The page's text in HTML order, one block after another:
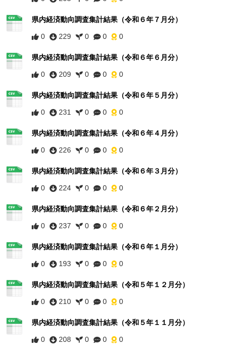
県内経済動向調査集計結果（令和６年７月分）
0 229 0 0 0
県内経済動向調査集計結果（令和６年６月分）
0 209 0 0 0
県内経済動向調査集計結果（令和６年５月分）
0 231 0 0 0
県内経済動向調査集計結果（令和６年４月分）
0 226 0 0 0
県内経済動向調査集計結果（令和６年３月分）
0 224 0 0 0
県内経済動向調査集計結果（令和６年２月分）
0 237 0 0 0
県内経済動向調査集計結果（令和６年１月分）
0 193 0 0 0
県内経済動向調査集計結果（令和５年１２月分）
0 210 0 0 0
県内経済動向調査集計結果（令和５年１１月分）
0 208 0 0 0